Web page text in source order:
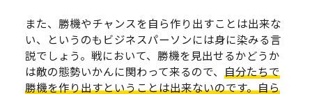
また、勝機やチャンスを自ら作り出すことは出来な
い、というのもビジネスパーソンには身に染みる言
説でしょう。戦において、勝機を見出せるかどうか
は敵の態勢いかんに関わって来るので、 自分たちで
勝機を作り出すということは出来ないのです。自ら